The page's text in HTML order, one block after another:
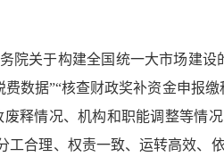
关于构建全国统一大市场建设
数据”“核查财政奖补资金申报缴
释情况、机构和职能调整等情
合理、权责一致、运转高效、